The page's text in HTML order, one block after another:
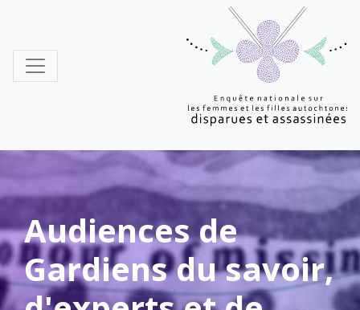
Audiences de
Gardiens du savoir,